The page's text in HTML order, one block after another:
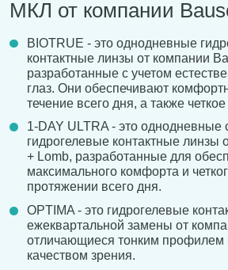
МКЛ от компании
BIOTRUE - это однодневные
контактные линзы от компании
разработанные с учетом
глаз. Они обеспечивают
течение всего дня, а также
1-DAY ULTRA - это однодневные
гидрогелевые контактные линзы
+ Lomb, разработанные для
максимального комфорта и
протяжении всего дня.
OPTIMA - это гидрогелевые
ежеквартальной замены от
отличающиеся тонким профилем
качеством зрения.